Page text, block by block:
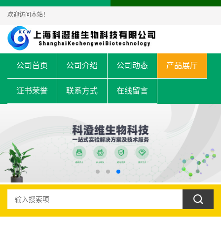
欢迎访问本站！
公司首页 公司介绍 公司动态 产品展厅
证书荣誉 联系方式 在线留言